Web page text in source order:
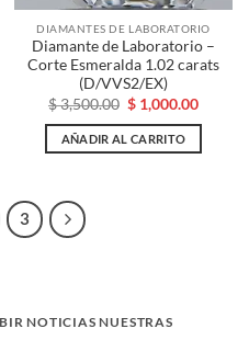
DIAMANTES DE LABORATORIO
Diamante de Laboratorio –
Corte Esmeralda 1.02 carats
(D/VVS2/EX)
$3,500.00 El
precio
original
era:
$ 1,000.00El
actual
AÑADIR AL CARRITO
3
NOTICIAS NUESTRAS